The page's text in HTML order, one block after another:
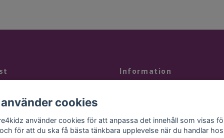
dagtid eller mailar till
Information
Butiken
cookies
använder cookies för att anpassa det innehåll som visas
för att du ska få bästa tänkbara upplevelse när du handlar hos